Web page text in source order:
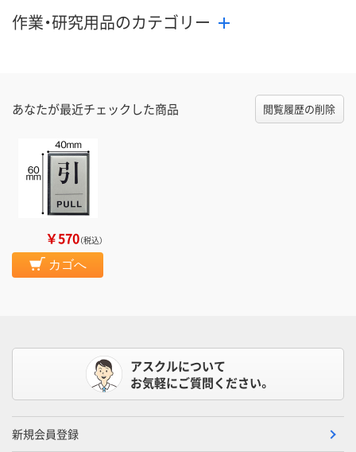
作業・研究用品のカテゴリー
あなたが最近チェックした商品 閲覧履歴の削除
￥570（税込）
カゴへ
アスクルについて
お気軽にご質問ください。
新規会員登録